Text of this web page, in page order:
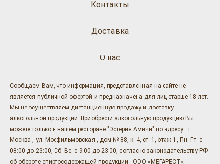
О нас
Доставка
Контакты
Сообщаем Вам, что информация, представленная на сайте не
является публичной офертой и предназначена для лиц старше 18 лет.
Мы не осуществляем дистанционную продажу и доставку
алкогольной продукции. Приобрести алкогольную продукцию Вы
можете только в нашем ресторане "Остерия Амичи" по адресу: г.
Москва , ул. Мосфильмовская , дом № 88, к. 4, ст. 1, этаж 1, Пн.-Пт. с
08:00 до 23:00, Сб.-Вс. с 9:00 до 23:00, согласно законодательству РФ
об обороте спиртосодержащей продукции. ООО «МЕГАРЕСТ»,